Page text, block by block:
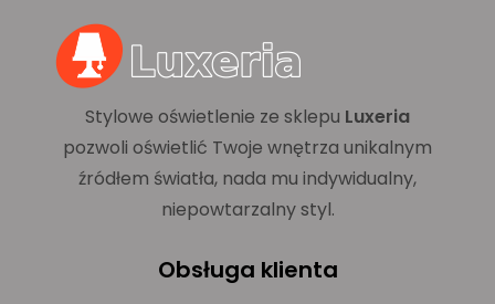
Stylowe oświetlenie ze sklepu Luxeria
pozwoli oświetlić Twoje wnętrza unikalnym
źródłem światła, nada mu indywidualny,
niepowtarzalny styl.
Obsługa klienta